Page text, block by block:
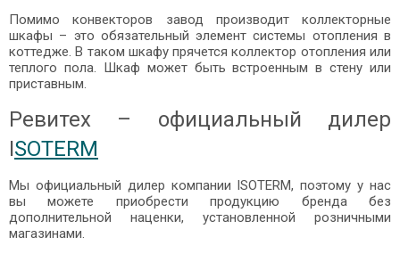
Помимо конвекторов завод производит коллекторные
шкафы – это обязательный элемент системы отопления в
коттедже. В таком шкафу прячется коллектор отопления или
теплого пола. Шкаф может быть встроенным в стену или
приставным.
Ревитех – официальный дилер
ISOTERM
Мы официальный дилер компании ISOTERM, поэтому у нас
вы можете приобрести продукцию бренда без
дополнительной наценки, установленной розничными
магазинами.